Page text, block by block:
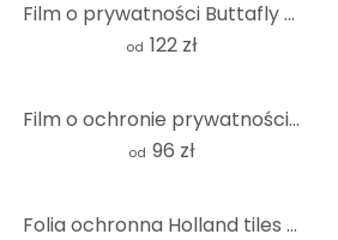
Film o prywatności Buttafly - Maska Mardi Gras
od 122 zł
Film o ochronie prywatności Kobieta o ognistoczerwonych włosach
od 96 zł
Folia ochronna Holland tiles 03 - kwadratowa